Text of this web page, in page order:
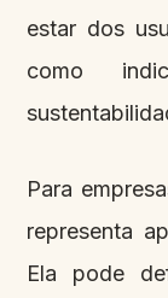
estar dos
como
Para
representa
Ela pode